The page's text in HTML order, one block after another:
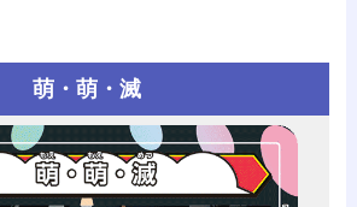
萌・萌・滅